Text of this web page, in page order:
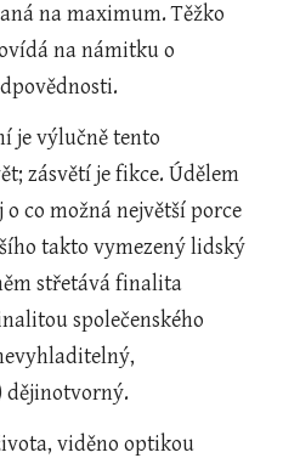
na maximum. Těžko
na námitku o
je výlučně tento
zásvětí je fikce. Údělem
o co možná největší porce
takto vymezený lidský
střetává finalita
společenského
dějinotvorný.
viděno optikou